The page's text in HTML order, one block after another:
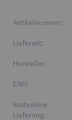
Artikelnummer:
Lieferant:
Hersteller:
EAN:
kostenlose
Lieferung: